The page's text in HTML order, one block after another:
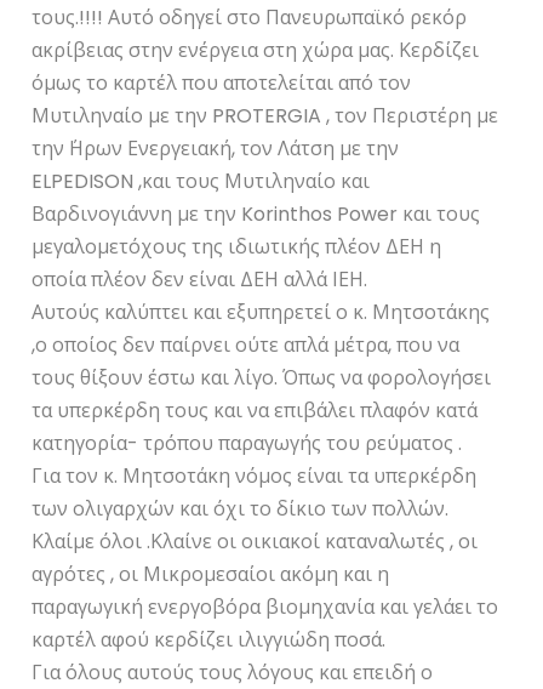
τους.!!!! Αυτό οδηγεί στο Πανευρωπαϊκό ρεκόρ
ακρίβειας στην ενέργεια στη χώρα μας. Κερδίζει
όμως το καρτέλ που αποτελείται από τον
Μυτιληναίο με την PROTERGIA , τον Περιστέρη με
την ΄Ηρων Ενεργειακή, τον Λάτση με την
ELPEDISON ,και τους Μυτιληναίο και
Βαρδινογιάννη με την Korinthos Power και τους
μεγαλομετόχους της ιδιωτικής πλέον ΔΕΗ η
οποία πλέον δεν είναι ΔΕΗ αλλά ΙΕΗ.
Αυτούς καλύπτει και εξυπηρετεί ο κ. Μητσοτάκης
,ο οποίος δεν παίρνει ούτε απλά μέτρα, που να
τους θίξουν έστω και λίγο. Όπως να φορολογήσει
τα υπερκέρδη τους και να επιβάλει πλαφόν κατά
κατηγορία- τρόπου παραγωγής του ρεύματος .
Για τον κ. Μητσοτάκη νόμος είναι τα υπερκέρδη
των ολιγαρχών και όχι το δίκιο των πολλών.
Κλαίμε όλοι .Κλαίνε οι οικιακοί καταναλωτές , οι
αγρότες , οι Μικρομεσαίοι ακόμη και η
παραγωγική ενεργοβόρα βιομηχανία και γελάει το
καρτέλ αφού κερδίζει ιλιγγιώδη ποσά.
Για όλους αυτούς τους λόγους και επειδή ο